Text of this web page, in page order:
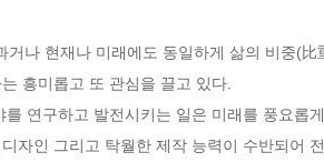
거나 현재나 미래에도 동일하게 삶의 비중(
흥미롭고 또 관심을 끌고 있다.
를 연구하고 발전시키는 일은 미래를 풍요롭
자인 그리고 탁월한 제작 능력이 수반되어